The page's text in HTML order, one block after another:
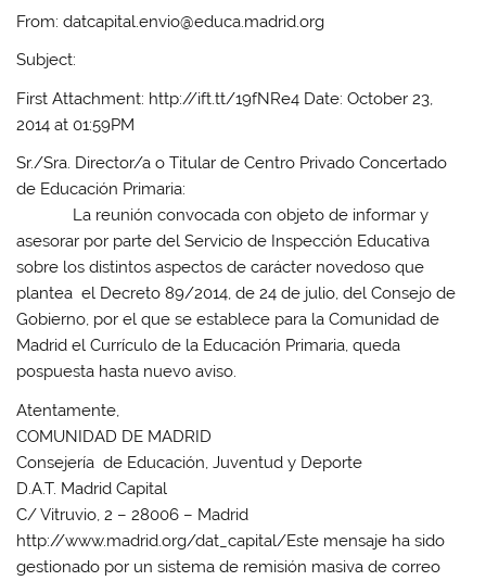
From: datcapital.envio@educa.madrid.org
Subject:
First Attachment: http://ift.tt/19fNRe4 Date: October 23,
2014 at 01:59PM
Sr./Sra. Director/a o Titular de Centro Privado Concertado
de Educación Primaria:
La reunión convocada con objeto de informar y
asesorar por parte del Servicio de Inspección Educativa
sobre los distintos aspectos de carácter novedoso que
plantea el Decreto 89/2014, de 24 de julio, del Consejo de
Gobierno, por el que se establece para la Comunidad de
Madrid el Currículo de la Educación Primaria, queda
pospuesta hasta nuevo aviso.
Atentamente,
COMUNIDAD DE MADRID
Consejería de Educación, Juventud y Deporte
D.A.T. Madrid Capital
C/ Vitruvio, 2 – 28006 – Madrid
http://www.madrid.org/dat_capital/Este mensaje ha sido
gestionado por un sistema de remisión masiva de correo